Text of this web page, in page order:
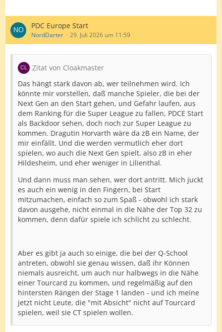
PDC Europe Start
NordDarter 29. Juli 2026 um 11:59
Zitat von Cloakmaster
Das hängt stark davon ab, wer teilnehmen wird. Ich
könnte mir vorstellen, daß manche Spieler, die bei der
Next Gen an den Start gehen, und Gefahr laufen, aus
dem Ranking für die Super League zu fallen, PDCE Start
als Backdoor sehen, doch noch zur Super League zu
kommen. Dragutin Horvarth wäre da zB ein Name, der
mir einfällt. Und die werden vermutlich eher dort
spielen, wo auch die Next Gen spielt, also zB in eher
Hildesheim, und eher weniger in Lilienthal.
Und dann muss man sehen, wer dort antritt. Mich juckt
es auch ein wenig in den Fingern, bei Start
mitzumachen, einfach so zum Spaß - obwohl ich stark
davon ausgehe, nicht einmal in die Nähe der Top 32 zu
kommen, denn dafür spiele ich schlicht zu schlecht.
Aber es gibt ja auch so einige, die bei der Q-School
antreten, obwohl sie genau wissen, daß ihr Können
niemals ausreicht, um auch nur halbwegs in die Nähe
einer Tourcard zu kommen, und regelmäßig auf den
hintersten Rängen der Stage 1 landen - und ich meine
jetzt nicht Leute, die "mit Absicht" nicht auf Tourcard
spielen, weil sie CT spielen wollen.